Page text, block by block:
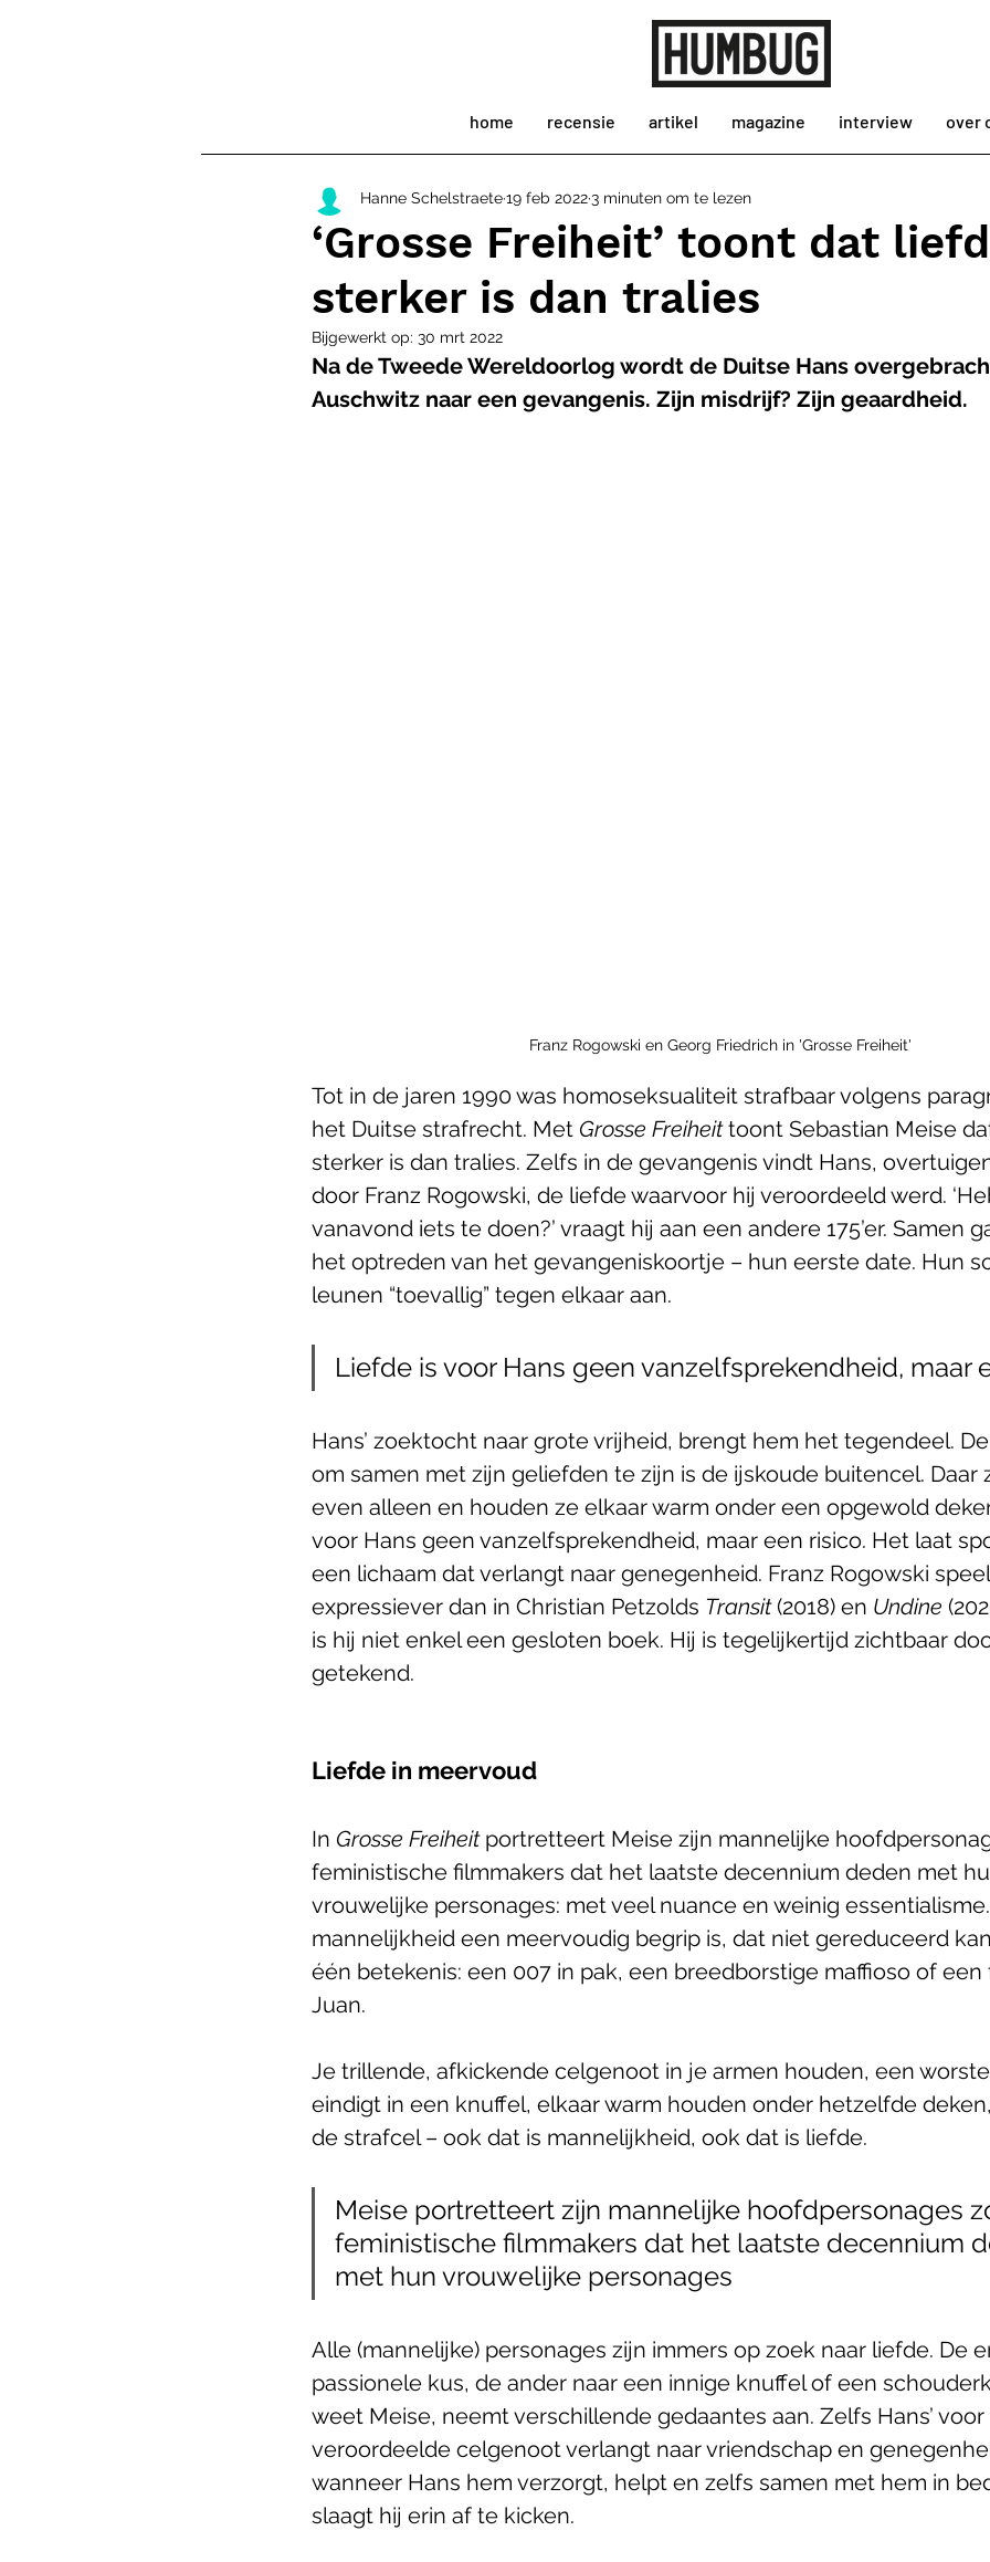
home recensie artikel magazine interview over
‘Grosse Freiheit’ toont dat
sterker is dan tralies
Hanne Schelstraete19 feb 20223 minuten om te lezen
Bijgewerkt op: 30 mrt 2022
Na de Tweede Wereldoorlog wordt de Duitse Hans
Auschwitz naar een gevangenis. Zijn misdrijf? Zijn geaardheid.
Franz Rogowski en Georg Friedrich in 'Grosse Freiheit'
Tot in de jaren 1990 was homoseksualiteit strafbaar volgens
het Duitse strafrecht. Met Grosse Freiheit toont Sebastian Meise
sterker is dan tralies. Zelfs in de gevangenis vindt Hans,
door Franz Rogowski, de liefde waarvoor hij veroordeeld werd.
vanavond iets te doen?’ vraagt hij aan een andere 175’er. Samen
het optreden van het gevangeniskoortje – hun eerste date. Hun
leunen “toevallig” tegen elkaar aan.
Liefde is voor Hans geen vanzelfsprekendheid, maar
Hans’ zoektocht naar grote vrijheid, brengt hem het tegendeel.
om samen met zijn geliefden te zijn is de ijskoude buitencel. Daar
even alleen en houden ze elkaar warm onder een opgewold
voor Hans geen vanzelfsprekendheid, maar een risico. Het laat
een lichaam dat verlangt naar genegenheid. Franz Rogowski
expressiever dan in Christian Petzolds Transit (2018) en Undine
is hij niet enkel een gesloten boek. Hij is tegelijkertijd zichtbaar
getekend.
Liefde in meervoud
In Grosse Freiheit portretteert Meise zijn mannelijke
feministische filmmakers dat het laatste decennium deden met
vrouwelijke personages: met veel nuance en weinig
mannelijkheid een meervoudig begrip is, dat niet gereduceerd
één betekenis: een 007 in pak, een breedborstige maffioso of
Juan.
Je trillende, afkickende celgenoot in je armen houden, een
eindigt in een knuffel, elkaar warm houden onder hetzelfde
de strafcel – ook dat is mannelijkheid, ook dat is liefde.
Meise portretteert zijn mannelijke hoofdpersonages
feministische filmmakers dat het laatste decennium
met hun vrouwelijke personages
Alle (mannelijke) personages zijn immers op zoek naar liefde. De
passionele kus, de ander naar een innige knuffel of een
weet Meise, neemt verschillende gedaantes aan. Zelfs Hans’
veroordeelde celgenoot verlangt naar vriendschap en
wanneer Hans hem verzorgt, helpt en zelfs samen met hem in
slaagt hij erin af te kicken.